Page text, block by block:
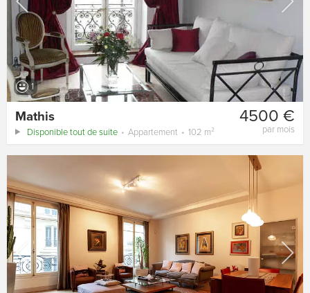
1
4500 €
par mois
Mathis
Disponible tout de suite Appartement 102 m²